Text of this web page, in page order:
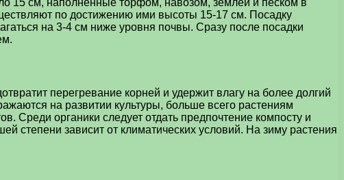
15 см, наполненные торфом, навозом, землей и песком в
по достижению ими высоты 15-17 см. Посадку
на 3-4 см ниже уровня почвы. Сразу после посадки
перегревание корней и удержит влагу на более долгий
на развитии культуры, больше всего растениям
Среди органики следует отдать предпочтение компосту и
степени зависит от климатических условий. На зиму растения